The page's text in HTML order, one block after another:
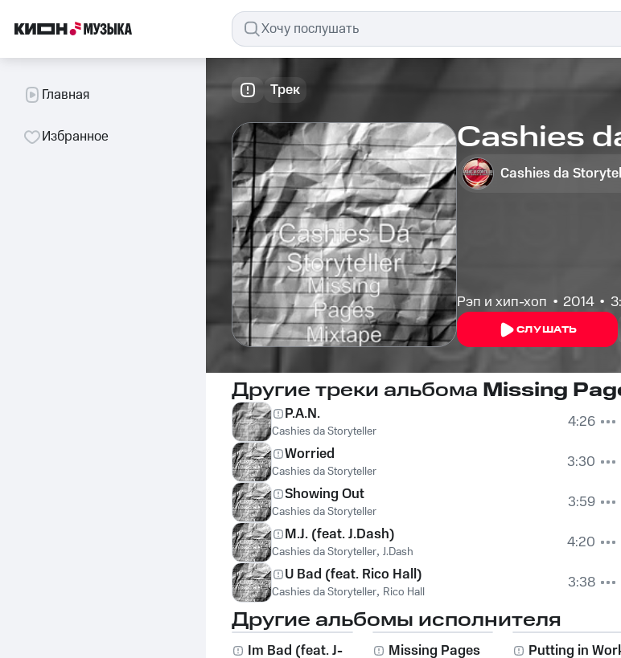
Главная
Избранное
Трек
Cashies
Cashies da
Рэп и хип-хоп 2014
СЛУШАТЬ
Другие треки альбома Missing
P.A.N.
Cashies da Storyteller
4:26
Worried
Cashies da Storyteller
3:30
Showing Out
Cashies da Storyteller
3:59
M.J. (feat. J.Dash)
Cashies da Storyteller, J.Dash
4:20
U Bad (feat. Rico Hall)
Cashies da Storyteller, Rico Hall 3:38
Другие альбомы исполнителя
Im Bad (feat. J-
Missing Pages
Putting in